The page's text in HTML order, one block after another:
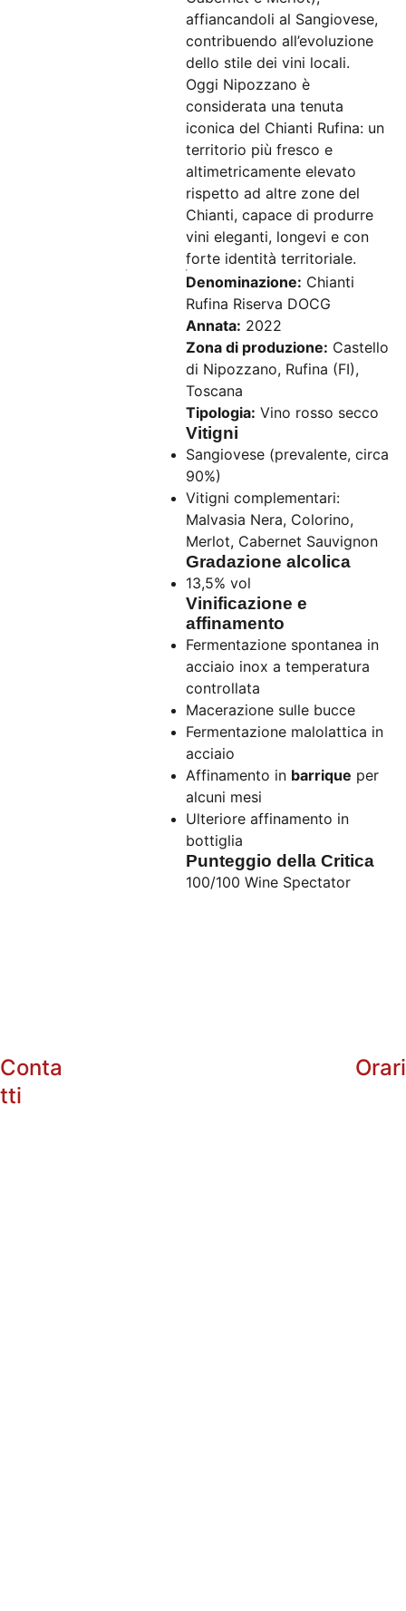
affiancandoli al Sangiovese,
contribuendo all’evoluzione
dello stile dei vini locali.
Oggi Nipozzano è
considerata una tenuta
iconica del Chianti Rufina: un
territorio più fresco e
altimetricamente elevato
rispetto ad altre zone del
Chianti, capace di produrre
vini eleganti, longevi e con
forte identità territoriale.
Denominazione: Chianti
Rufina Riserva DOCG
Annata: 2022
Zona di produzione: Castello
di Nipozzano, Rufina (FI),
Toscana
Tipologia: Vino rosso secco
Vitigni
Sangiovese (prevalente, circa
90%)
Vitigni complementari:
Malvasia Nera, Colorino,
Merlot, Cabernet Sauvignon
Gradazione alcolica
13,5% vol
Vinificazione e
affinamento
Fermentazione spontanea in
acciaio inox a temperatura
controllata
Macerazione sulle bucce
Fermentazione malolattica in
acciaio
Affinamento in barrique per
alcuni mesi
Ulteriore affinamento in
bottiglia
Punteggio della Critica
100/100 Wine Spectator
Conta
tti
Orari